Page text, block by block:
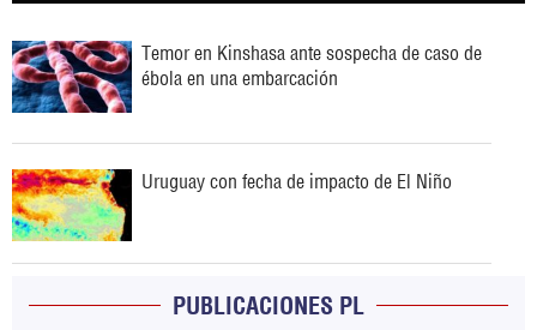
Temor en Kinshasa ante sospecha de caso de
ébola en una embarcación
Uruguay con fecha de impacto de El Niño
PUBLICACIONES PL